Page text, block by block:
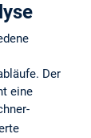
Der
eine